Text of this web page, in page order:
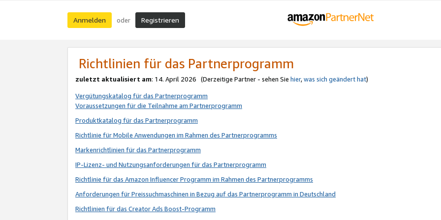
Anmelden oder Registrieren
Richtlinien für das Partnerprogramm
zuletzt aktualisiert am: 14. April 2026 (Derzeitige Partner - sehen Sie hier,was sich geändert hat)
Vergütungskatalog für das Partnerprogramm
Voraussetzungen für die Teilnahme am Partnerprogramm
Produktkatalog für das Partnerprogramm
Richtlinie für Mobile Anwendungen im Rahmen des Partnerprogramms
Markenrichtlinien für das Partnerprogramm
IP-Lizenz- und Nutzungsanforderungen für das Partnerprogramm
Richtlinie für das Amazon Influencer Programm im Rahmen des Partnerprogramms
Anforderungen für Preissuchmaschinen in Bezug auf das Partnerprogramm in Deutschland
Richtlinien für das Creator Ads Boost-Programm